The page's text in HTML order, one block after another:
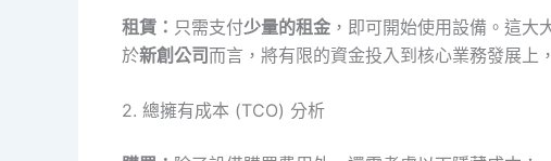
租賃： 只需支付少量的租金 ，即可開始使用設備。這
於新創公司而言，將有限的資金投入到核心業務發展上
2. 總擁有成本 (TCO) 分析